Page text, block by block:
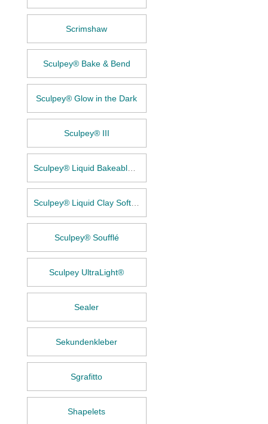
Scrimshaw
Sculpey® Bake & Bend
Sculpey® Glow in the Dark
Sculpey® III
Sculpey® Liquid Bakeable Clay
Sculpey® Liquid Clay Softener
Sculpey® Soufflé
Sculpey UltraLight®
Sealer
Sekundenkleber
Sgrafitto
Shapelets